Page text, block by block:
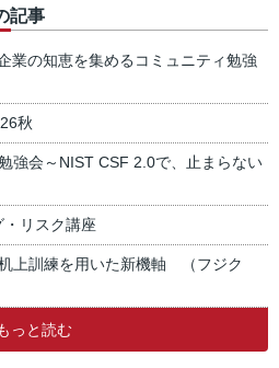
記事
業の知恵を集めるコミュニティ勉強
秋
強会～NIST CSF 2.0で、止まらない
リスク講座
上訓練を用いた新機軸 （フジク
っと読む